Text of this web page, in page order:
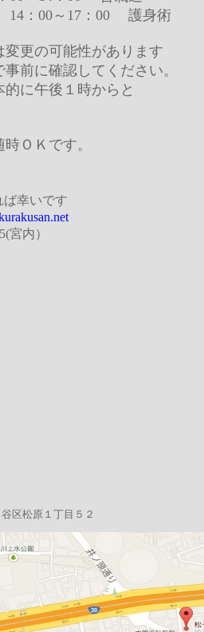
：00 護身術
更の可能性があります
前に確認してください。
に午後１時からと
時ＯＫです。
幸いです
宮内）
区松原１丁目５２